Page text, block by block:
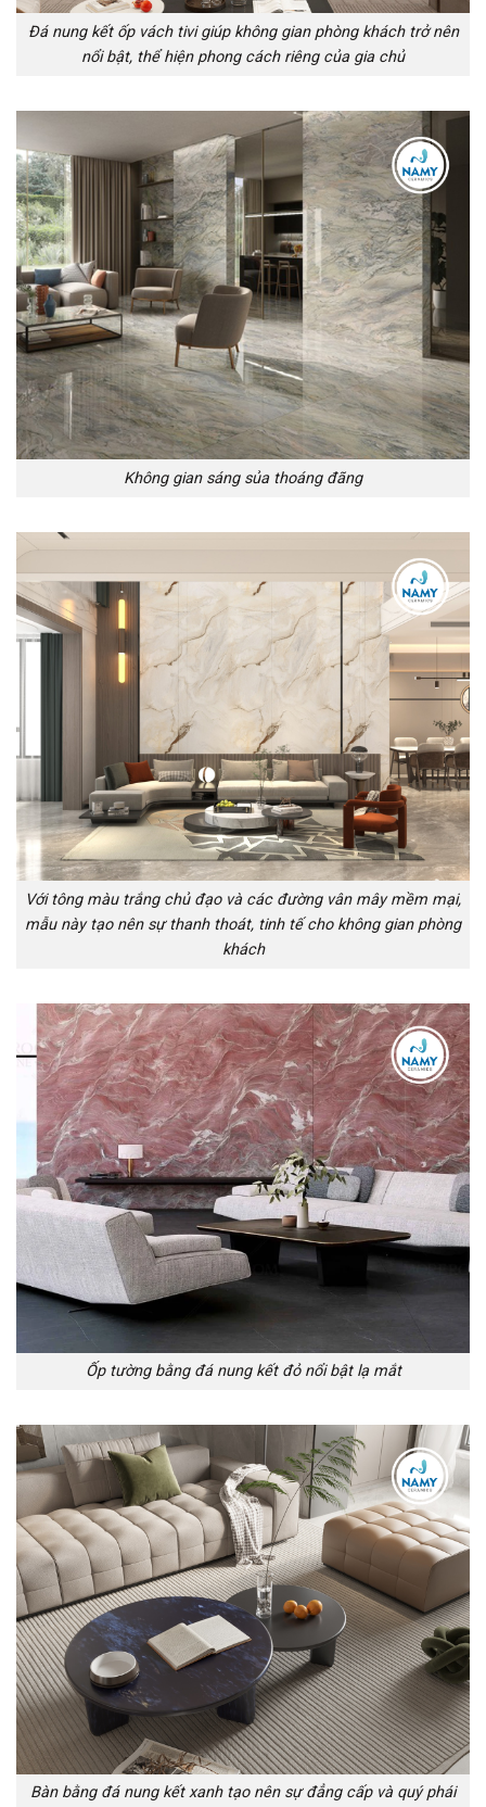
Đá nung kết ốp vách tivi giúp không gian phòng khách trở nên
nổi bật, thể hiện phong cách riêng của gia chủ
Không gian sáng sủa thoáng đãng
Với tông màu trắng chủ đạo và các đường vân mây mềm mại,
mẫu này tạo nên sự thanh thoát, tinh tế cho không gian phòng
khách
Ốp tường bằng đá nung kết đỏ nổi bật lạ mắt
Bàn bằng đá nung kết xanh tạo nên sự đẳng cấp và quý phái